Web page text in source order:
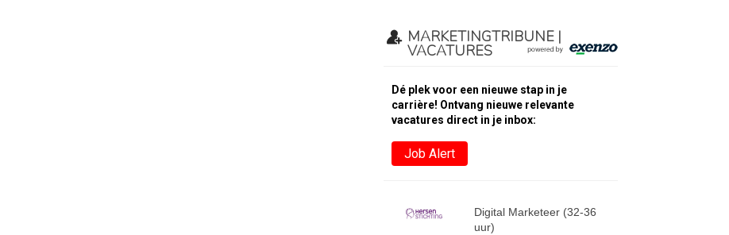
MARKETINGTRIBUNE |
VACATURES
Dé plek voor een nieuwe stap in je
carrière! Ontvang nieuwe relevante
vacatures direct in je inbox:
Job Alert
Digital Marketeer (32-36
uur)